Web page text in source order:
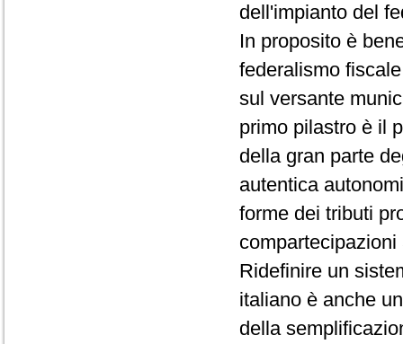
dell'impianto del
In proposito è
federalismo
sul versante
primo pilastro è il
della gran parte
autentica
forme dei tributi
Ridefinire un
italiano è anche
della